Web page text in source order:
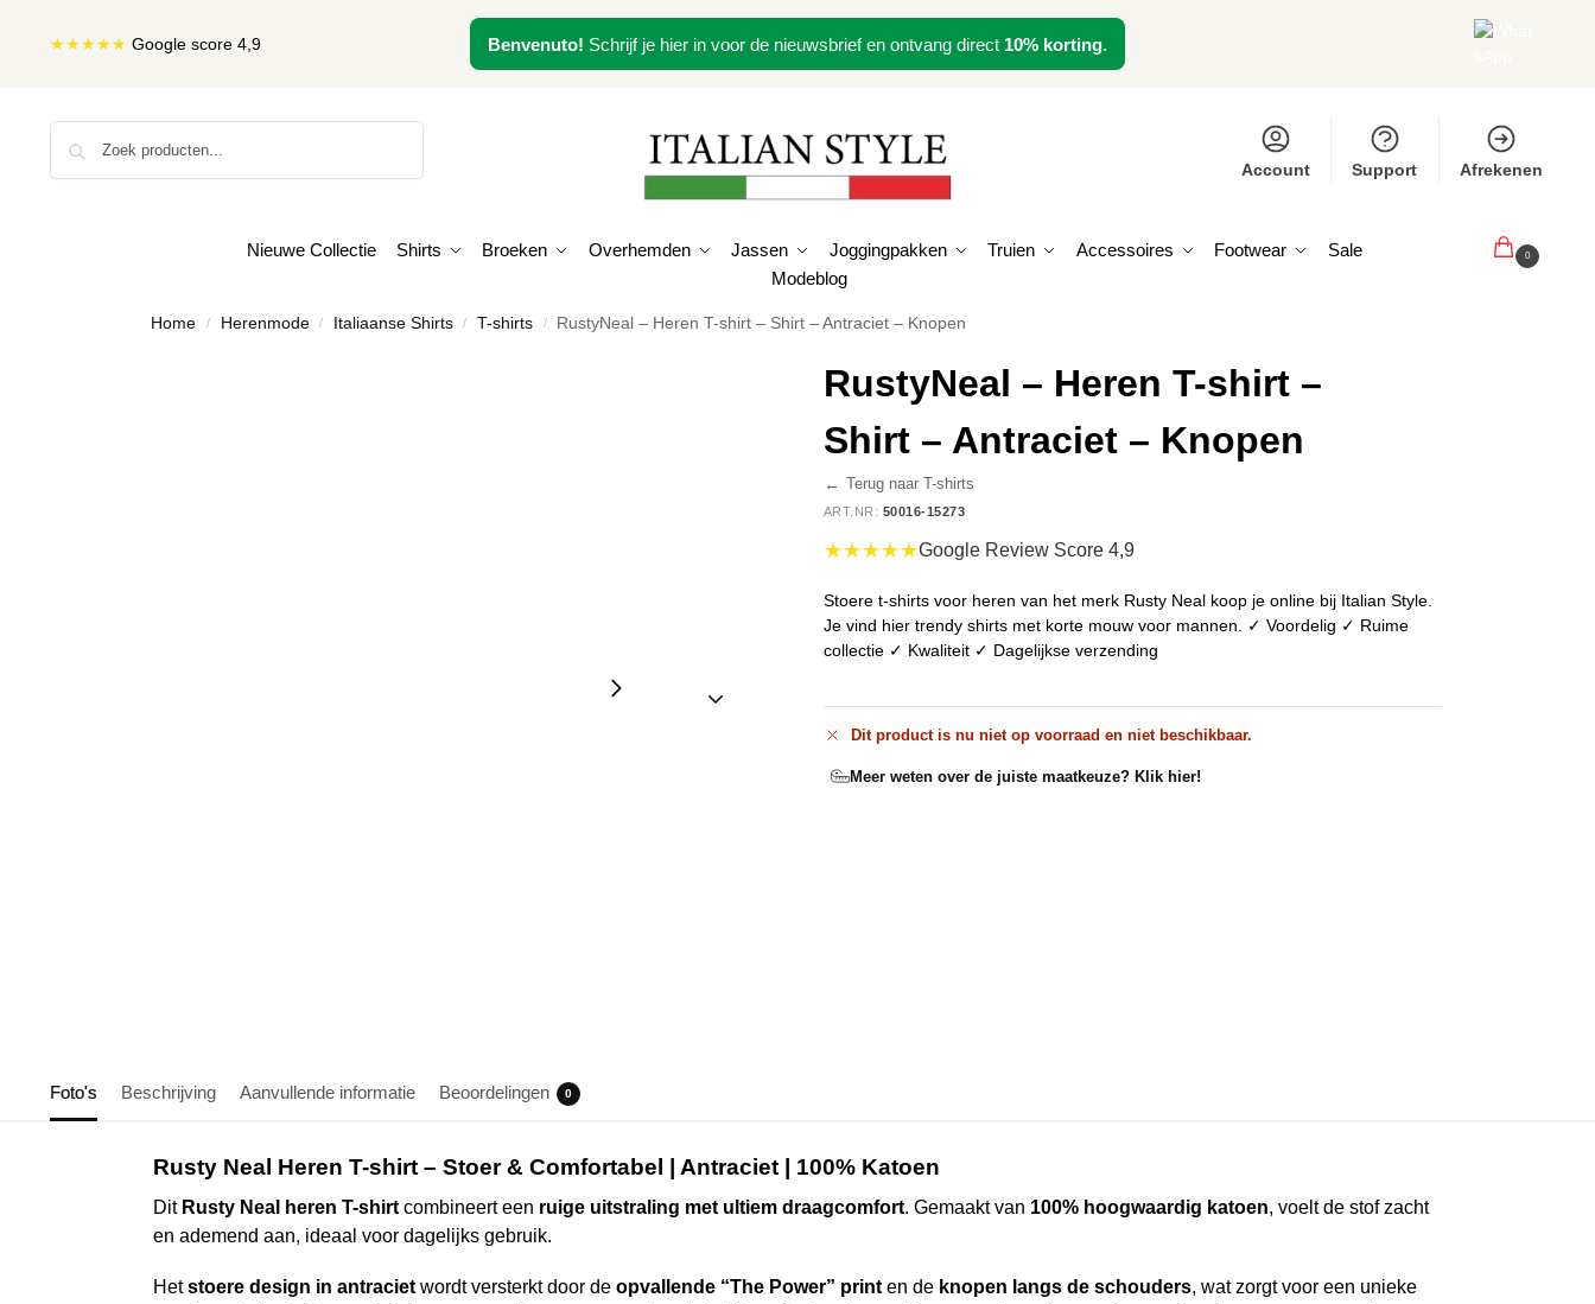
★★★★★ Google score 4,9 Benvenuto! Schrijf je hier in voor de nieuwsbrief en ontvang direct 10% korting.
Account Support Afrekenen
Nieuwe Collectie Shirts Broeken Overhemden Jassen Joggingpakken Truien Accessoires Footwear
Sale
Modeblog
0
Home / Herenmode / Italiaanse Shirts / T-shirts / RustyNeal – Heren T-shirt – Shirt – Antraciet – Knopen
RustyNeal – Heren T-shirt –
Shirt – Antraciet – Knopen
← Terug naar T-shirts
ART.NR: 50016-15273
★★★★★Google Review Score 4,9
Stoere t-shirts voor heren van het merk Rusty Neal koop je online bij Italian Style.
Je vind hier trendy shirts met korte mouw voor mannen. ✓ Voordelig ✓ Ruime
collectie ✓ Kwaliteit ✓ Dagelijkse verzending
Dit product is nu niet op voorraad en niet beschikbaar.
Meer weten over de juiste maatkeuze? Klik hier!
Foto's Beschrijving Aanvullende informatie Beoordelingen 0
Rusty Neal Heren T-shirt – Stoer & Comfortabel | Antraciet | 100% Katoen
Dit Rusty Neal heren T-shirtcombineert een ruige uitstraling met ultiem draagcomfort. Gemaakt van 100% hoogwaardig katoen, voelt de stof zacht
en ademend aan, ideaal voor dagelijks gebruik.
Hetstoere design in antracietwordt versterkt door de opvallende “The Power” printen de knopen langs de schouders, wat zorgt voor een unieke